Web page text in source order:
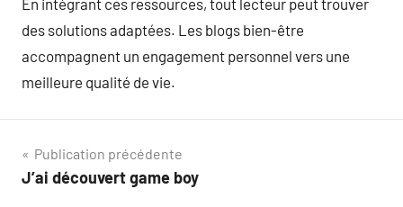
En intégrant ces ressources, tout lecteur peut trouver
des solutions adaptées. Les blogs bien-être
accompagnent un engagement personnel vers une
meilleure qualité de vie.
Navigation
de
Publication précédente
J’ai découvert game boy